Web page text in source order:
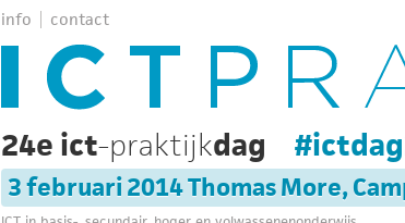
info contact
24e ict-praktijkdag
3 februari 2014 Thomas More,